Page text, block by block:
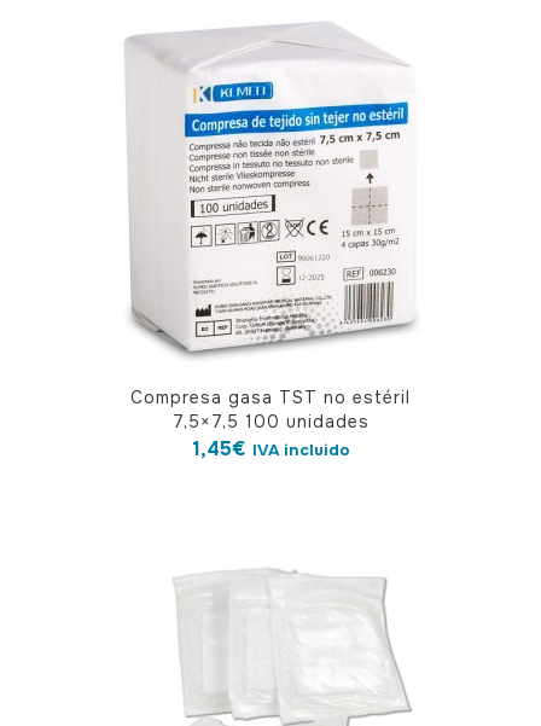
Compresa gasa TST no estéril
7,5×7,5 100 unidades
1,45€ IVA incluido